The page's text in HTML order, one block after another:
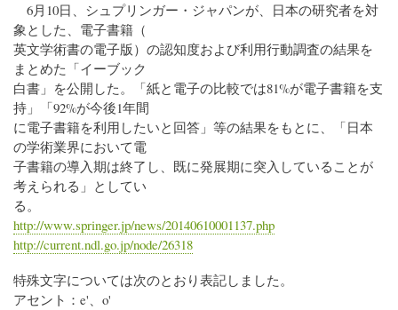
6月10日、シュプリンガー・ジャパンが、日本の研究者を対
象とした、電子書籍（
英文学術書の電子版）の認知度および利用行動調査の結果を
まとめた「イーブック
白書」を公開した。「紙と電子の比較では81%が電子書籍を支
持」「92%が今後1年間
に電子書籍を利用したいと回答」等の結果をもとに、「日本
の学術業界において電
子書籍の導入期は終了し、既に発展期に突入していることが
考えられる」としてい
る。
http://www.springer.jp/news/20140610001137.php
http://current.ndl.go.jp/node/26318
特殊文字については次のとおり表記しました。
アセント：e'、o'